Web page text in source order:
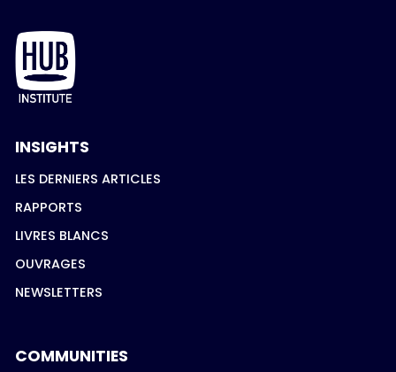
INSIGHTS
LES DERNIERS ARTICLES
RAPPORTS
LIVRES BLANCS
OUVRAGES
NEWSLETTERS
COMMUNITIES